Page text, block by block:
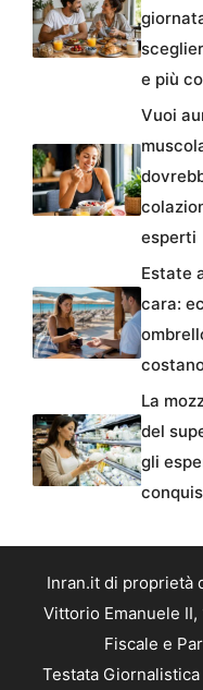
e più
Vuoi
esperti
Estate
cara:
La
del
gli
Inran.it di proprietà
Vittorio Emanuele II,
Fiscale e
Testata